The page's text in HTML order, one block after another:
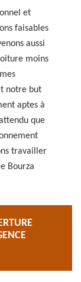
et
faisables
aussi
moins
notre but
aptes à
que
travailler
Bourza